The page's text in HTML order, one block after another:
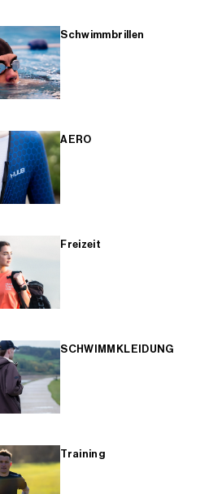
Schwimmbrillen
AERO
Freizeit
SCHWIMMKLEIDUNG
Training